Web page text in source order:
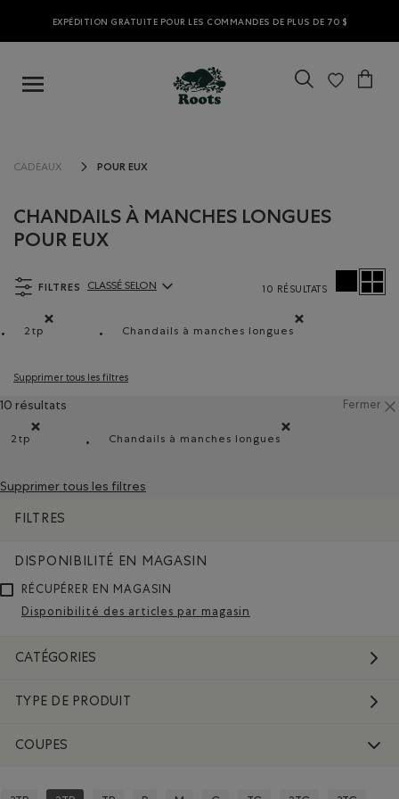
EXPÉDITION GRATUITE POUR LES COMMANDES DE PLUS DE 70 $
CADEAUX POUR EUX
CHANDAILS À MANCHES LONGUES
POUR EUX
FILTRES
2tp
Chandails à manches longues
Supprimer tous les filtres
ClassÃ© selon Articles:
CLASSÉ SELON 10 RÉSULTATS
10 résultats Fermer
2tp
Chandails à manches longues
Supprimer tous les filtres
FILTRES
DISPONIBILITÉ EN MAGASIN
RÉCUPÉRER EN MAGASIN
Disponibilité des articles par magasin
CATÉGORIES
TYPE DE PRODUIT
COUPES